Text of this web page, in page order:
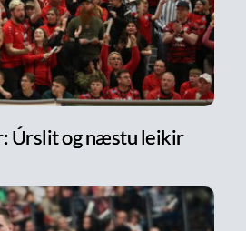
Úrslit og næstu leikir